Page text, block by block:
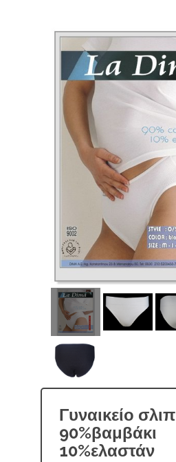
Γυναικείο σλιπ
90%βαμβάκι
10%ελαστάν